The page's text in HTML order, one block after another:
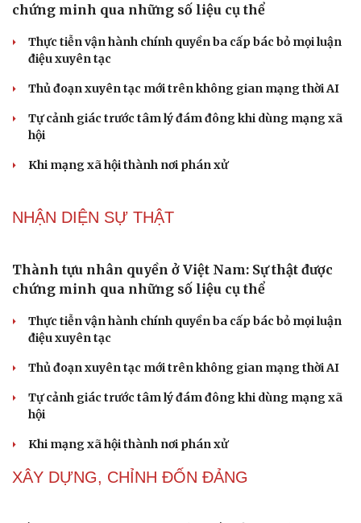
chứng minh qua những số liệu cụ thể
Thực tiễn vận hành chính quyền ba cấp bác bỏ mọi luận
điệu xuyên tạc
Thủ đoạn xuyên tạc mới trên không gian mạng thời AI
Tự cảnh giác trước tâm lý đám đông khi dùng mạng xã
hội
Khi mạng xã hội thành nơi phán xử
NHẬN DIỆN SỰ THẬT
Thành tựu nhân quyền ở Việt Nam: Sự thật được
chứng minh qua những số liệu cụ thể
Thực tiễn vận hành chính quyền ba cấp bác bỏ mọi luận
điệu xuyên tạc
Thủ đoạn xuyên tạc mới trên không gian mạng thời AI
Tự cảnh giác trước tâm lý đám đông khi dùng mạng xã
hội
Khi mạng xã hội thành nơi phán xử
XÂY DỰNG, CHỈNH ĐỐN ĐẢNG